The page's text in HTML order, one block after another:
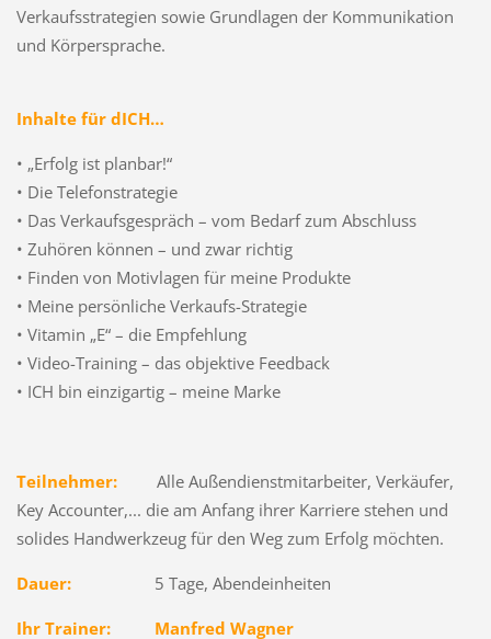
Verkaufsstrategien sowie Grundlagen der Kommunikation
und Körpersprache.
Inhalte für dICH…
• „Erfolg ist planbar!“
• Die Telefonstrategie
• Das Verkaufsgespräch – vom Bedarf zum Abschluss
• Zuhören können – und zwar richtig
• Finden von Motivlagen für meine Produkte
• Meine persönliche Verkaufs-Strategie
• Vitamin „E“ – die Empfehlung
• Video-Training – das objektive Feedback
• ICH bin einzigartig – meine Marke
Teilnehmer:Alle Außendienstmitarbeiter, Verkäufer,
Key Accounter,... die am Anfang ihrer Karriere stehen und
solides Handwerkzeug für den Weg zum Erfolg möchten.
Dauer:5 Tage, Abendeinheiten
Ihr Trainer: Manfred Wagner